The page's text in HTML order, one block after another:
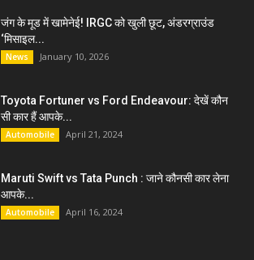
जंग के मूड में खामेनेई! IRGC को खुली छूट, अंडरग्राउंड
‘मिसाइल...
News January 10, 2026
Toyota Fortuner vs Ford Endeavour: देखें कौन
सी कार हैं आपके...
Automobile April 21, 2024
Maruti Swift vs Tata Punch : जाने कौनसी कार लेना
आपके...
Automobile April 16, 2024